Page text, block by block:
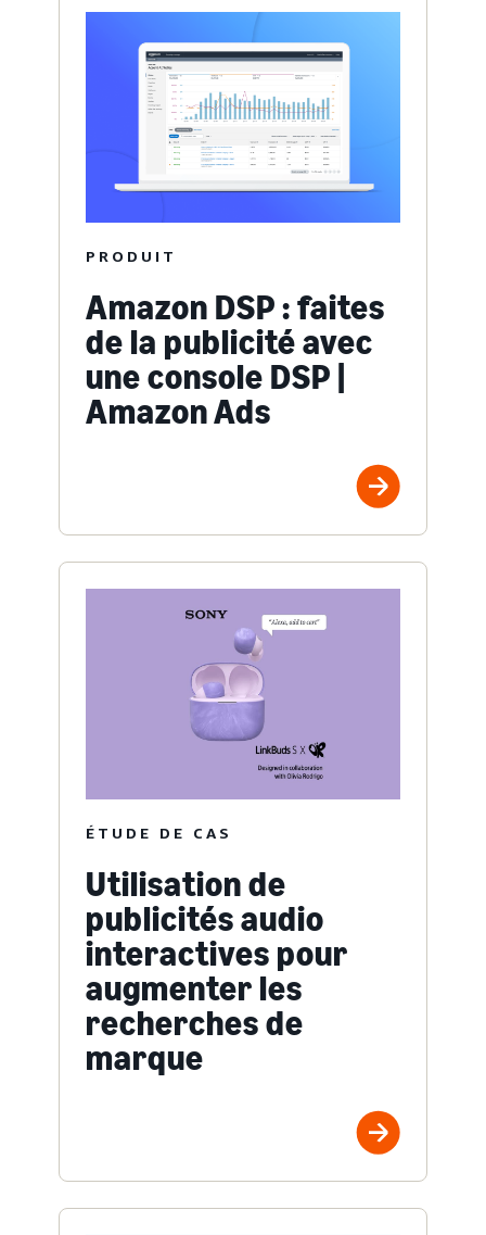
PRODUIT
Amazon DSP : faites
de la publicité avec
une console DSP |
Amazon Ads
ÉTUDE DE CAS
Utilisation de
publicités audio
interactives pour
augmenter les
recherches de
marque